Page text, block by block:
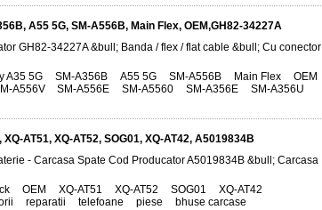
A55 5G, SM-A556B, Main Flex, OEM,GH82-34227A
GH82-34227A &bull; Banda / flex / flat cable &bull; Cu conector
A35 5G SM-A356B A55 5G SM-A556B Main Flex OEM
A556V, SM-A556E SM-A5560 SM-A356E SM-A356U
AT51, XQ-AT52, SOG01, XQ-AT42, A5019834B
- Carcasa Spate Cod Producator A5019834B &bull; Carcasa
OEM XQ-AT51 XQ-AT52 SOG01 XQ-AT42
reparatii telefoane piese bhuse carcase